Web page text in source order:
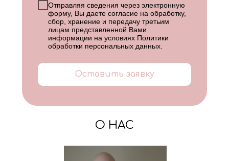
Отправляя сведения через электронную
форму, Вы даете согласие на обработку,
сбор, хранение и передачу третьим
лицам представленной Вами
информации на условиях Политики
обработки персональных данных
Оставить заявку
О НАС